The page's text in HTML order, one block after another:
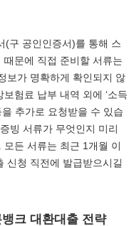
(구 공인인증서)를 통해 스
문에 직접 준비할 서류는
보가 명확하게 확인되지 않
험료 납부 내역 외에 ‘소득
을 추가로 요청받을 수 있습
빙 서류가 무엇인지 미리
든 서류는 최근 1개월 이
신청 직전에 발급받으시길
크 대환대출 전략